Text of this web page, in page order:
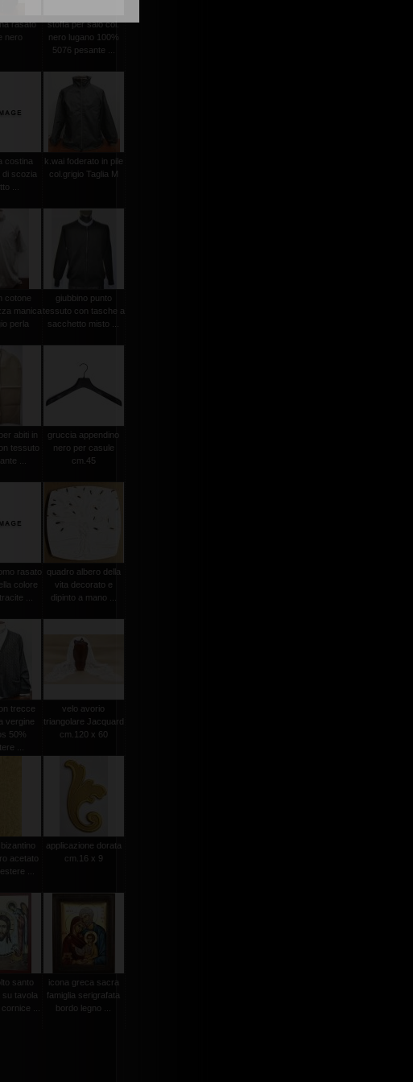
rasato
nero
stoffa per saio col.
nero lugano 100%
5076 pesante ...
costina
di scozia
...
k.wai foderato in pile
col.grigio Taglia M
cotone
manica
perla
giubbino punto
tessuto con tasche a
sacchetto misto ...
abiti in
tessuto
...
gruccia appendino
nero per casule
cm.45
rasato
colore
...
quadro albero della
vita decorato e
dipinto a mano ...
trecce
vergine
50%
...
velo avorio
triangolare Jacquard
cm.120 x 60
acetato
...
applicazione dorata
cm.16 x 9
santo
su tavola
...
icona greca sacra
famiglia serigrafata
bordo legno ...